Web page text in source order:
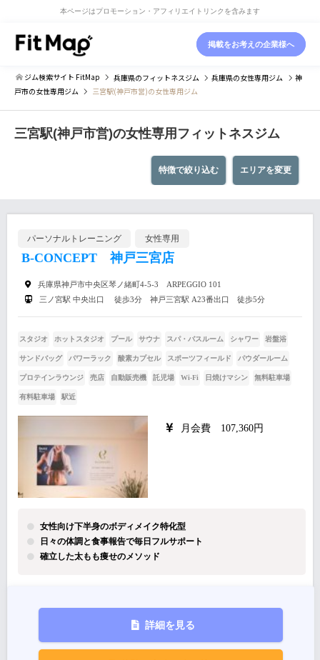
本ページはプロモーション・アフィリエイトリンクを含みます
掲載をお考えの企業様へ
ジム検索サイト FitMap 兵庫県のフィットネスジム 兵庫県の女性専用ジム
神
戸市の女性専用ジム 三宮駅(神戸市営)の女性専用ジム
三宮駅(神戸市営)の女性専用フィットネスジム
エリアを変更
特徴で絞り込む
パーソナルトレーニング 女性専用
B-CONCEPT 神戸三宮店
兵庫県神戸市中央区琴ノ緒町4-5-3 ARPEGGIO 101
三ノ宮駅 中央出口 徒歩3分 神戸三宮駅 A23番出口 徒歩5分
スタジオ ホットスタジオ プール サウナ スパ・バスルーム シャワー 岩盤浴
サンドバッグ パワーラック 酸素カプセル スポーツフィールド パウダールーム
プロテインラウンジ 売店 自動販売機 託児場 Wi-Fi 日焼けマシン 無料駐車場
有料駐車場 駅近
月会費 107,360円
女性向け下半身のボディメイク特化型
日々の体調と食事報告で毎日フルサポート
確立した太もも痩せのメソッド
詳細を見る